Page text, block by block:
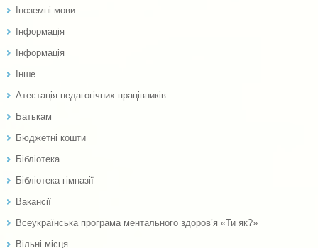
Іноземні мови
Інформація
Інформація
Інше
Атестація педагогічних працівників
Батькам
Бюджетні кошти
Бібліотека
Бібліотека гімназії
Вакансії
Всеукраїнська програма ментального здоров’я «Ти як?»
Вільні місця